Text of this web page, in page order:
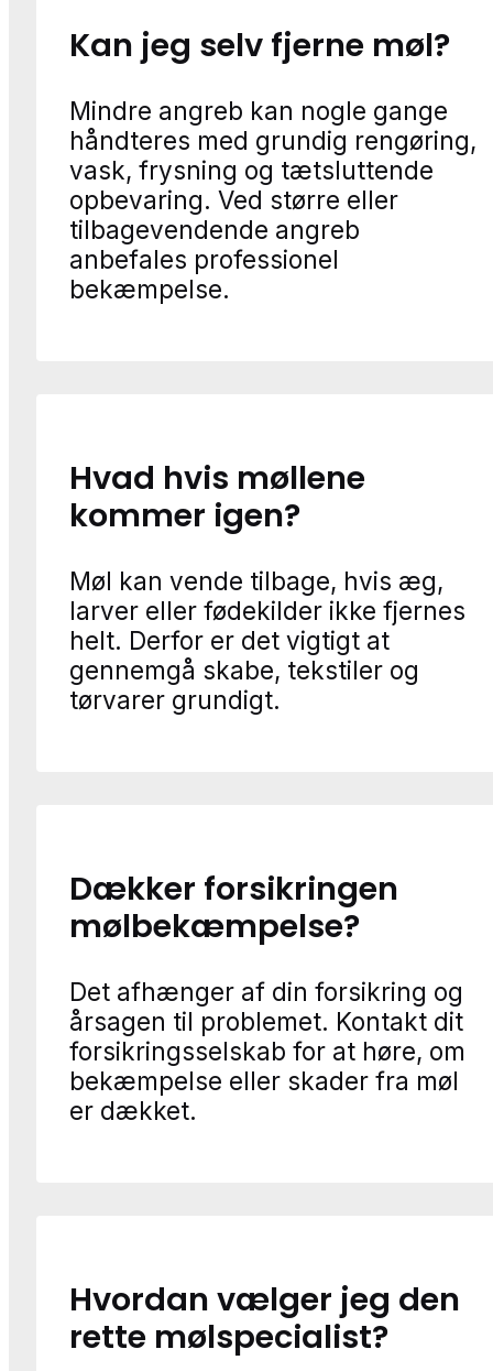
Kan jeg selv fjerne møl?
Mindre angreb kan nogle gange
håndteres med grundig rengøring,
vask, frysning og tætsluttende
opbevaring. Ved større eller
tilbagevendende angreb
anbefales professionel
bekæmpelse.
Hvad hvis møllene
kommer igen?
Møl kan vende tilbage, hvis æg,
larver eller fødekilder ikke fjernes
helt. Derfor er det vigtigt at
gennemgå skabe, tekstiler og
tørvarer grundigt.
Dækker forsikringen
mølbekæmpelse?
Det afhænger af din forsikring og
årsagen til problemet. Kontakt dit
forsikringsselskab for at høre, om
bekæmpelse eller skader fra møl
er dækket.
Hvordan vælger jeg den
rette mølspecialist?